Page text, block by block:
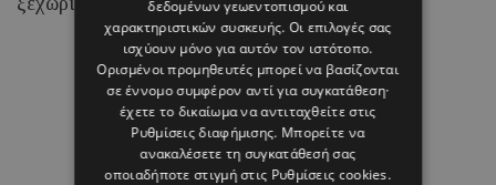
07 ΑΥΓΟΥΣΤΟΥ 26 - 15:45
Μαρία Καραμάνου
δεδομένων γεωεντοπισμού και
χαρακτηριστικών συσκευής. Οι επιλογές σας
ισχύουν μόνο για αυτόν τον ιστότοπο.
Ορισμένοι προμηθευτές μπορεί να βασίζονται
σε έννομο συμφέρον αντί για συγκατάθεση·
έχετε το δικαίωμα να αντιταχθείτε στις
Ρυθμίσεις διαφήμισης. Μπορείτε να
ανακαλέσετε τη συγκατάθεσή σας
οποιαδήποτε στιγμή στις Ρυθμίσεις cookies.